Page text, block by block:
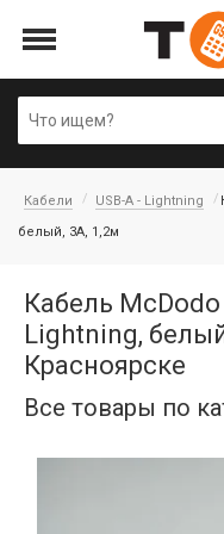
Кабели USB-A - Lightning
белый, 3A, 1,2м
Кабель McDodo
Lightning,
Красноярске
Все товары по